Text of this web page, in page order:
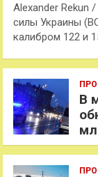
Alexander Rekun
силы Украины
калибром 122 и
В